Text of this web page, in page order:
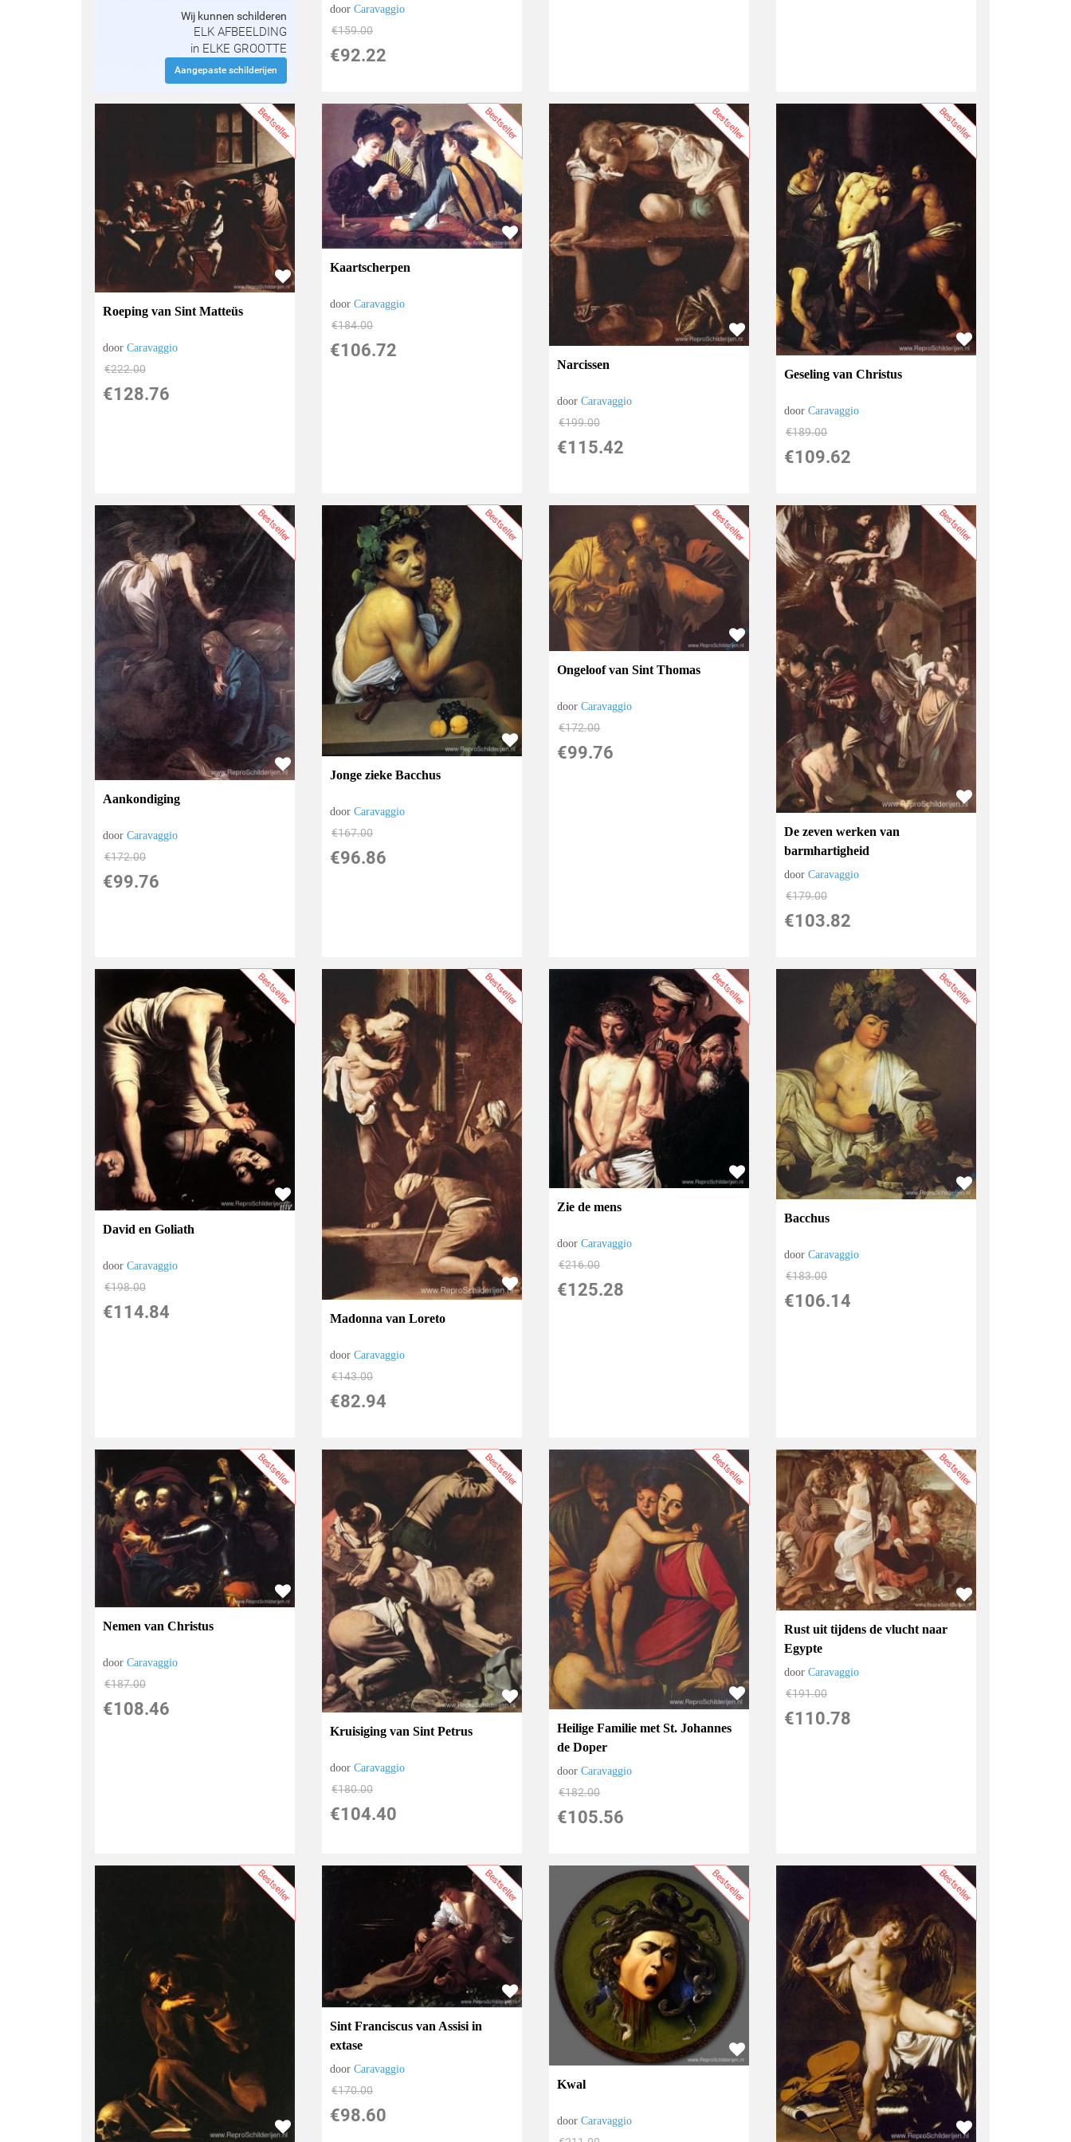
Wij kunnen schilderen
ELK AFBEELDING
in ELKE GROOTTE
Aangepaste schilderijen
doorCaravaggio
€159.00
€92.22
Bestseller
Roeping van Sint Matteüs
doorCaravaggio
€222.00
€128.76
Bestseller
Kaartscherpen
doorCaravaggio
€184.00
€106.72
Bestseller
Narcissen
doorCaravaggio
€199.00
€115.42
Bestseller
Geseling van Christus
doorCaravaggio
€189.00
€109.62
Bestseller
Aankondiging
doorCaravaggio
€172.00
€99.76
Bestseller
Jonge zieke Bacchus
doorCaravaggio
€167.00
€96.86
Bestseller
Ongeloof van Sint Thomas
doorCaravaggio
€172.00
€99.76
Bestseller
De zeven werken van
barmhartigheid
doorCaravaggio
€179.00
€103.82
Bestseller
David en Goliath
doorCaravaggio
€198.00
€114.84
Bestseller
Madonna van Loreto
doorCaravaggio
€143.00
€82.94
Bestseller
Zie de mens
doorCaravaggio
€216.00
€125.28
Bestseller
Bacchus
doorCaravaggio
€183.00
€106.14
Bestseller
Nemen van Christus
doorCaravaggio
€187.00
€108.46
Bestseller
Kruisiging van Sint Petrus
doorCaravaggio
€180.00
€104.40
Bestseller
Heilige Familie met St. Johannes
de Doper
doorCaravaggio
€182.00
€105.56
Bestseller
Rust uit tijdens de vlucht naar
Egypte
doorCaravaggio
€191.00
€110.78
Bestseller Bestseller
Sint Franciscus van Assisi in
extase
doorCaravaggio
€170.00
€98.60
Bestseller
Kwal
doorCaravaggio
Bestseller